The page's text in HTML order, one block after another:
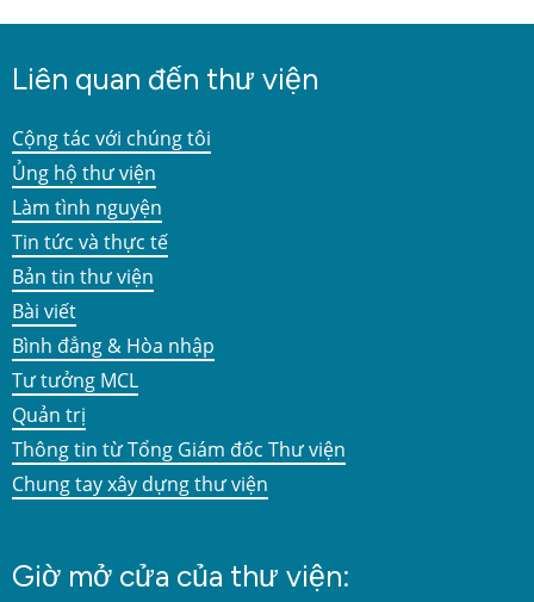
Liên quan đến thư viện
Cộng tác với chúng tôi
Ủng hộ thư viện
Làm tình nguyện
Tin tức và thực tế
Bản tin thư viện
Bài viết
Bình đẳng & Hòa nhập
Tư tưởng MCL
Quản trị
Thông tin từ Tổng Giám đốc Thư viện
Chung tay xây dựng thư viện
Giờ mở cửa của thư viện: